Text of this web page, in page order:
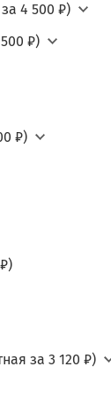
4 500 ₽)
₽)
₽)
за 3 120 ₽)